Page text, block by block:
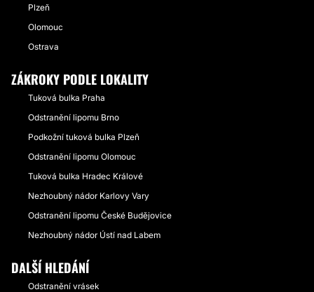
Plzeň
Olomouc
Ostrava
ZÁKROKY PODLE LOKALITY
Tuková bulka Praha
Odstranění lipomu Brno
Podkožní tuková bulka Plzeň
Odstranění lipomu Olomouc
Tuková bulka Hradec Králové
Nezhoubný nádor Karlovy Vary
Odstranění lipomu České Budějovice
Nezhoubný nádor Ústí nad Labem
DALŠÍ HLEDÁNÍ
Odstranění vrásek